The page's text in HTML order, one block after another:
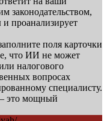
законодательством,
проанализирует
поля карточки
что ИИ не может
налогового
вопросах
специалисту.
это мощный